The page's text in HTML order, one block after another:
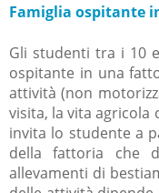
Famiglia ospitante
Gli studenti tra i 10
ospitante in una
attività (non
visita, la vita agricola
invita lo studente a
della fattoria che
allevamenti di